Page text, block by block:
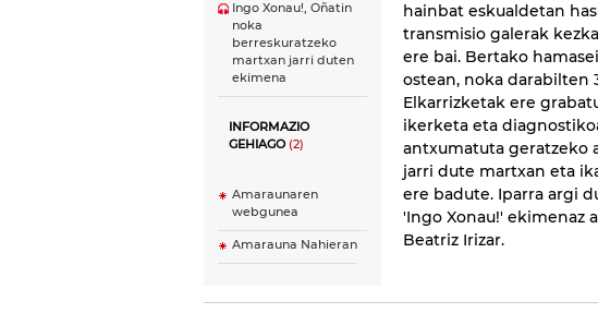
Ingo Xonau!, Oñatin
noka
berreskuratzeko
martxan jarri duten
ekimena
INFORMAZIO
GEHIAGO(2)
Amaraunaren
webgunea
Amarauna Nahieran
hainbat eskualdetan
transmisio galerak
ere bai. Bertako
ostean, noka darabilten
Elkarrizketak ere
ikerketa eta
antxumatuta geratzeko
jarri dute martxan eta
ere badute. Iparra argi
'Ingo Xonau!' ekimenaz
Beatriz Irizar.